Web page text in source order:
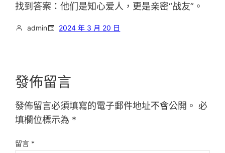
找到答案：他们是知心爱人，更是亲密“战友”。
admin 2024 年 3 月 20 日
發佈留言
發佈留言必須填寫的電子郵件地址不會公開。 必
填欄位標示為 *
留言 *